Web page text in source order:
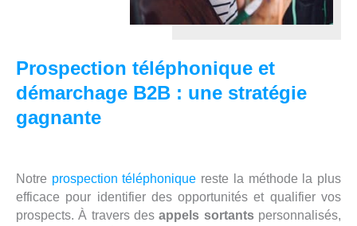
Prospection téléphonique et
démarchage B2B : une stratégie
gagnante
Notre prospection téléphonique reste la méthode la plus
efficace pour identifier des opportunités et qualifier vos
prospects. À travers desappels sortantspersonnalisés,